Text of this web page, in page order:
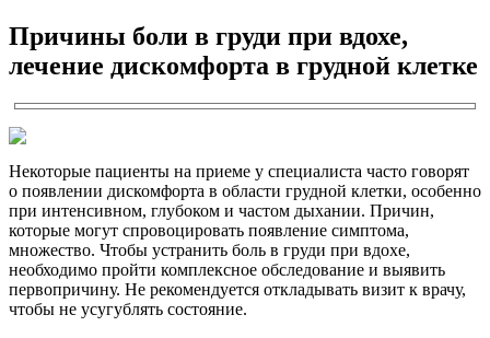
Причины боли в груди при вдохе,
лечение дискомфорта в грудной клетке
Некоторые пациенты на приеме у специалиста часто говорят
о появлении дискомфорта в области грудной клетки, особенно
при интенсивном, глубоком и частом дыхании. Причин,
которые могут спровоцировать появление симптома,
множество. Чтобы устранить боль в груди при вдохе,
необходимо пройти комплексное обследование и выявить
первопричину. Не рекомендуется откладывать визит к врачу,
чтобы не усугублять состояние.